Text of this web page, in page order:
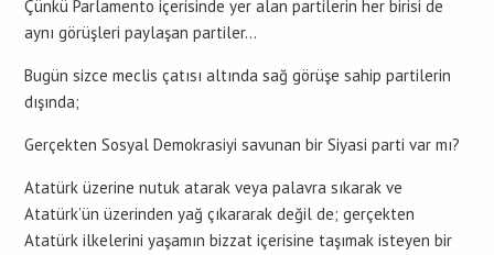
Çünkü Parlamento içerisinde yer alan partilerin her birisi de
aynı görüşleri paylaşan partiler…
Bugün sizce meclis çatısı altında sağ görüşe sahip partilerin
dışında;
Gerçekten Sosyal Demokrasiyi savunan bir Siyasi parti var mı?
Atatürk üzerine nutuk atarak veya palavra sıkarak ve
Atatürk’ün üzerinden yağ çıkararak değil de; gerçekten
Atatürk ilkelerini yaşamın bizzat içerisine taşımak isteyen bir